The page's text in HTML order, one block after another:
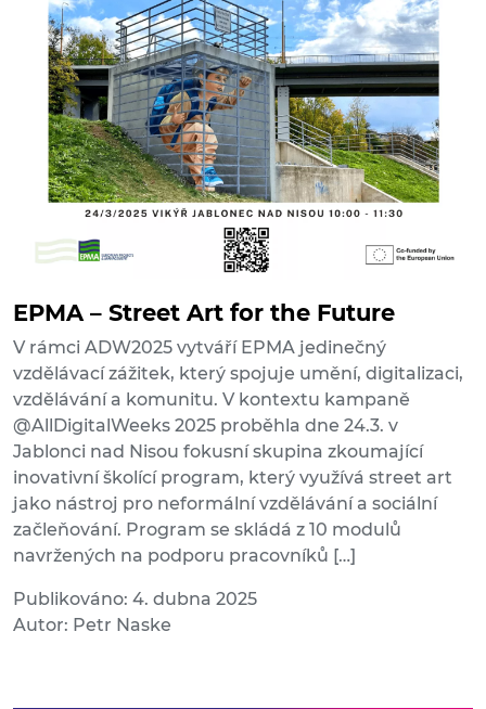
EPMA – Street Art for the Future
V rámci ADW2025 vytváří EPMA jedinečný
vzdělávací zážitek, který spojuje umění, digitalizaci,
vzdělávání a komunitu. V kontextu kampaně
@AllDigitalWeeks 2025 proběhla dne 24.3. v
Jablonci nad Nisou fokusní skupina zkoumající
inovativní školící program, který využívá street art
jako nástroj pro neformální vzdělávání a sociální
začleňování. Program se skládá z 10 modulů
navržených na podporu pracovníků […]
Publikováno: 4. dubna 2025
Autor: Petr Naske